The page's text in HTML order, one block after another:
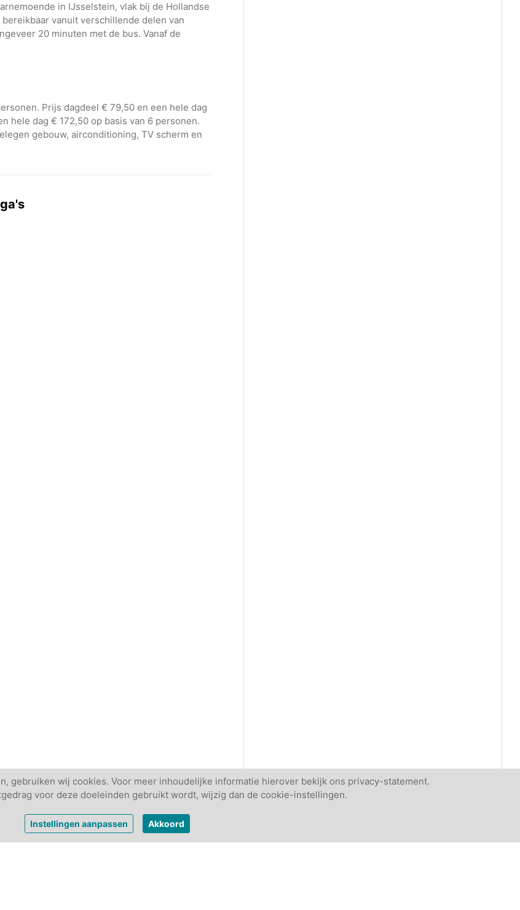
in IJsselstein, vlak bij de Hollandse
vanuit verschillende delen van
20 minuten met de bus. Vanaf de
Prijs dagdeel € 79,50 en een hele dag
hele dag € 172,50 op basis van 6 personen.
gebouw, airconditioning, TV scherm en
gebruiken wij cookies. Voor meer inhoudelijke informatie hierover bekijk ons privacy-statement.
voor deze doeleinden gebruikt wordt, wijzig dan de cookie-instellingen.
Instellingen aanpassen Akkoord